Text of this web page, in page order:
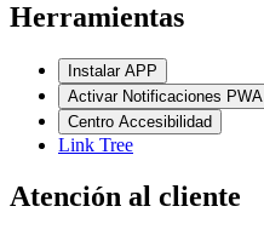
Herramientas
Instalar APP
Activar Notificaciones PWA
Centro Accesibilidad
Link Tree
Atención al cliente